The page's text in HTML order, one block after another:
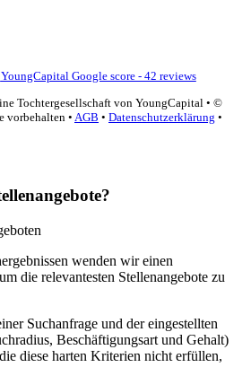
YoungCapital Google score - 42 reviews
Tochtergesellschaft von YoungCapital • ©
vorbehalten • AGB • Datenschutzerklärung •
wenden wir einen
die relevantesten Stellenangebote zu
Suchanfrage und der eingestellten
Beschäftigungsart und Gehalt)
diese harten Kriterien nicht erfüllen,